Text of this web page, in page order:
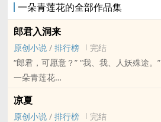
一朵青莲花的全部作品集
郎君入洞来
原创小说 / 排行榜
完结
“郎君，可愿意？” “我、我、人妖殊途。”
一朵青莲花
原创小说 - BG - 中篇 - 完结
古代 - 第三人称 - 奇幻 - 神怪志异
凉夏
原创小说 / 排行榜
完结